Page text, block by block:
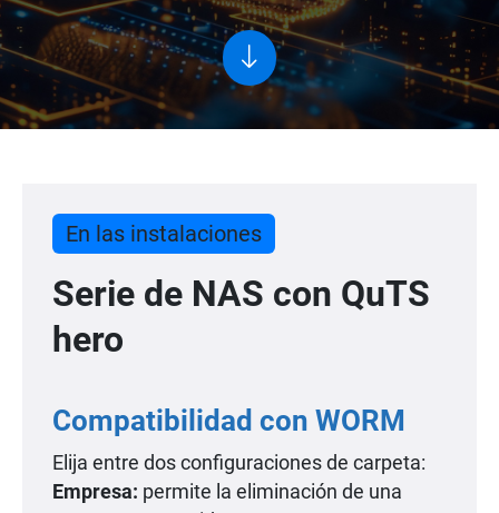
En las instalaciones
Serie de NAS con QuTS
hero
Compatibilidad con WORM
Elija entre dos configuraciones de carpeta:
Empresa: permite la eliminación de una